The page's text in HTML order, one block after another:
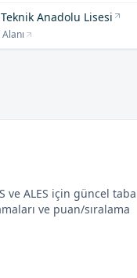
Anadolu Lisesi
ve ALES için güncel
ve puan/sıralama